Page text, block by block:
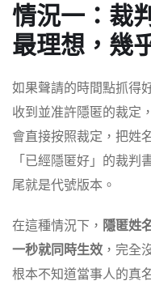
情況一：裁
最理想，幾
如果聲請的時間點抓得
收到並准許隱匿的裁定
會直接按照裁定，把姓
「已經隱匿好」的裁
尾就是代號版本。
在這種情況下， 隱匿姓
一秒就同時生效 ，完全
根本不知道當事人的真